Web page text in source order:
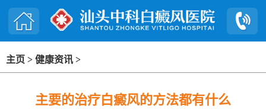
主页 > 健康资讯 >
主要的治疗白癜风的方法都有什么